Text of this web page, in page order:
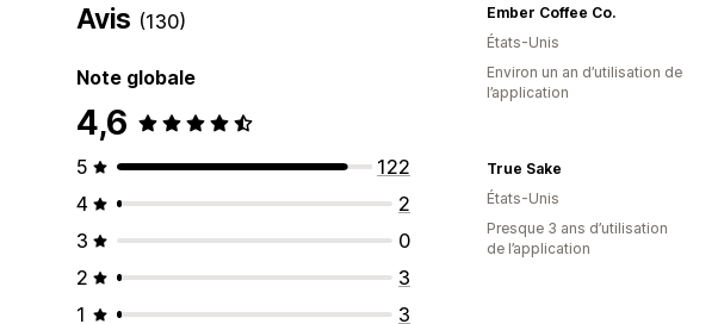
Avis (130)
Note globale
4,6
5
122
4
2
3
0
2
3
1
3
Ember Coffee Co.
États-Unis
Environ un an d’utilisation de
l’application
True Sake
États-Unis
Presque 3 ans d’utilisation
de l’application